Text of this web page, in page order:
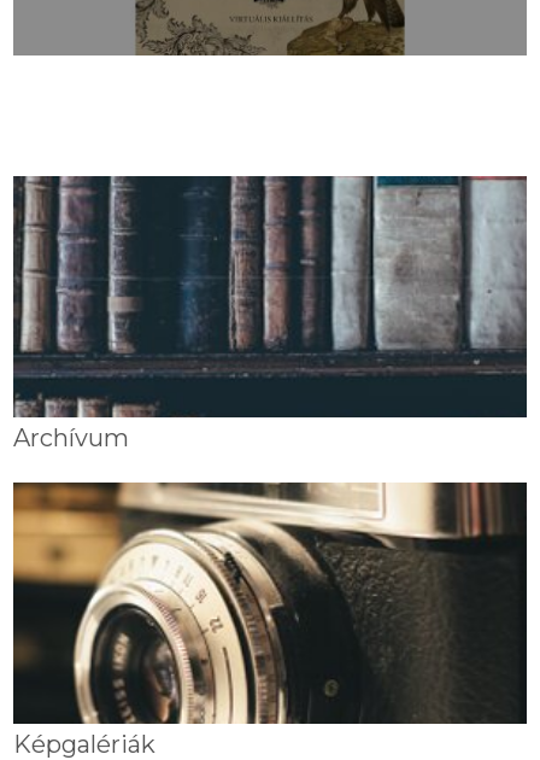
Archívum
Képgalériák